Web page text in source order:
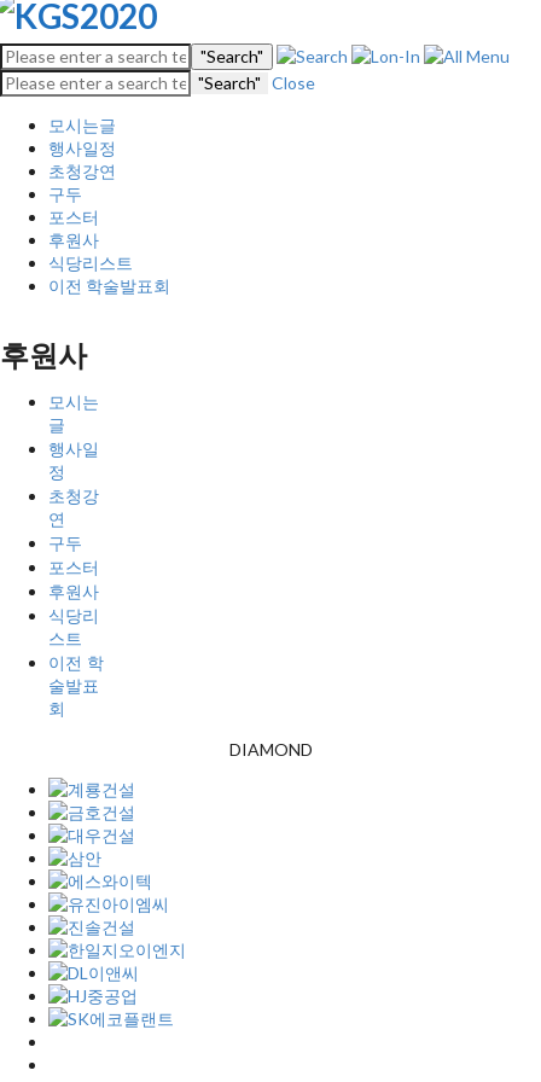
"Search"
"Search" Close
모시는글
행사일정
초청강연
구두
포스터
후원사
식당리스트
이전 학술발표회
후원사
모시는
글
행사일
정
초청강
연
구두
포스터
후원사
식당리
스트
이전 학
술발표
회
DIAMOND